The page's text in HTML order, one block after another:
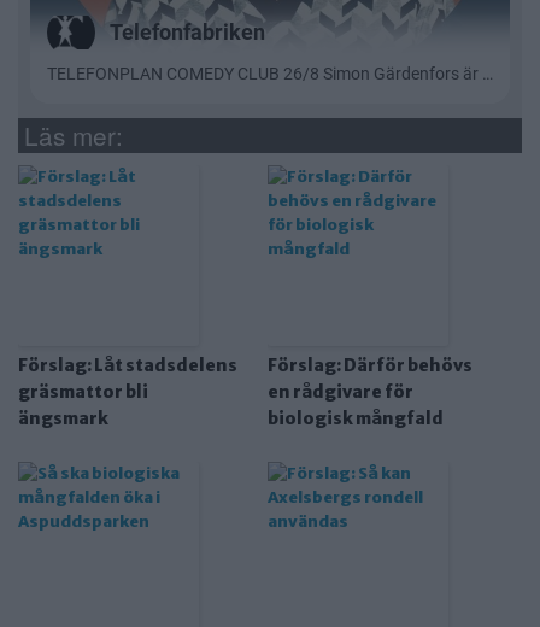
Läs mer:
Förslag: Låt stadsdelens
gräsmattor bli
ängsmark
Förslag: Därför behövs
en rådgivare för
biologisk mångfald